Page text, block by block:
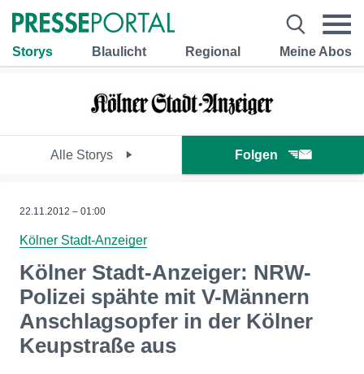
Storys Blaulicht Regional Meine Abos
Alle Storys Folgen
22.11.2012 – 01:00
Kölner Stadt-Anzeiger
Kölner Stadt-Anzeiger: NRW-
Polizei spähte mit V-Männern
Anschlagsopfer in der Kölner
Keupstraße aus